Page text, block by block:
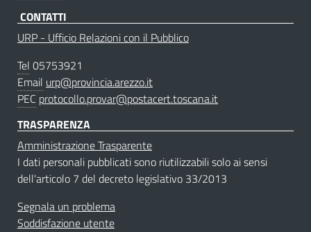
CONTATTI
URP - Ufficio Relazioni con il Pubblico
Tel 05753921
Email urp@provincia.arezzo.it
PEC protocollo.provar@postacert.toscana.it
TRASPARENZA
Amministrazione Trasparente
I dati personali pubblicati sono riutilizzabili solo ai sensi
dell'articolo 7 del decreto legislativo 33/2013
Segnala un problema
Soddisfazione utente